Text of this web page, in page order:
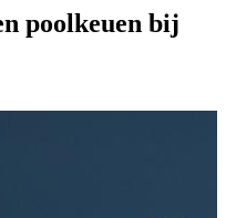
poolkeuen bij